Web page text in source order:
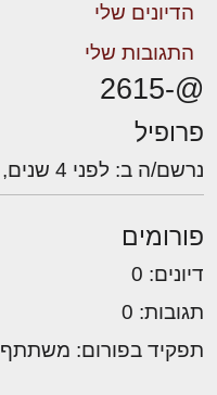
הדיונים שלי
התגובות שלי
@-2615
פרופיל
נרשם/ה ב: לפני 4 שנים, חודש 1
פורומים
דיונים: 0
תגובות: 0
תפקיד בפורום: משתתף